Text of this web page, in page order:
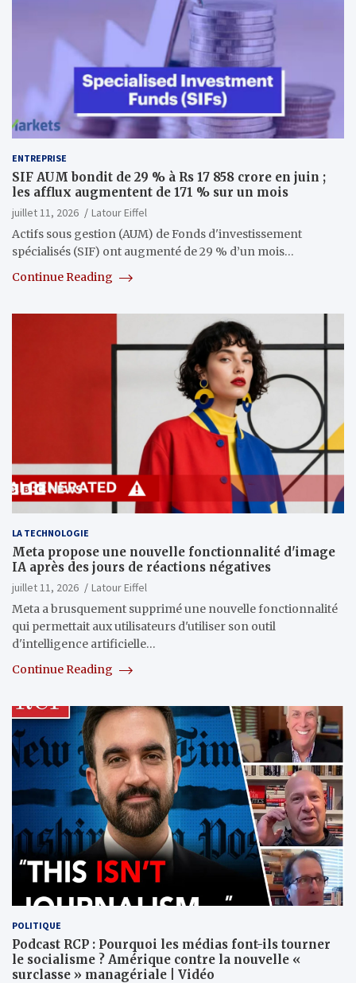
ENTREPRISE
SIF AUM bondit de 29 % à Rs 17 858 crore en juin ;
les afflux augmentent de 171 % sur un mois
juillet 11, 2026
Latour Eiffel
Actifs sous gestion (AUM) de Fonds d'investissement
spécialisés (SIF) ont augmenté de 29 % d’un mois…
Continue Reading
LA TECHNOLOGIE
Meta propose une nouvelle fonctionnalité d'image
IA après des jours de réactions négatives
juillet 11, 2026
Latour Eiffel
Meta a brusquement supprimé une nouvelle fonctionnalité
qui permettait aux utilisateurs d'utiliser son outil
d'intelligence artificielle…
Continue Reading
POLITIQUE
Podcast RCP : Pourquoi les médias font-ils tourner
le socialisme ? Amérique contre la nouvelle «
surclasse » managériale | Vidéo